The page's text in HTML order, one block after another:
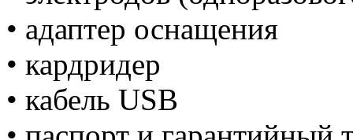
• адаптер оснащения
• кардридер
• кабель USB